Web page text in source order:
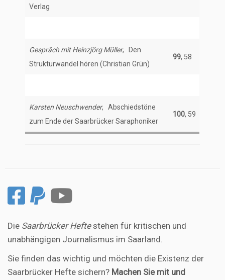
Verlag
Gespräch mit Heinzjörg Müller, Den
Strukturwandel hören (Christian Grün)
99, 58
Karsten Neuschwender, Abschiedstöne
zum Ende der Saarbrücker Saraphoniker
100, 59
Die Saarbrücker Heftestehen für kritischen und
unabhängigen Journalismus im Saarland.
Sie finden das wichtig und möchten die Existenz der
Saarbrücker Hefte sichern? Machen Sie mit und